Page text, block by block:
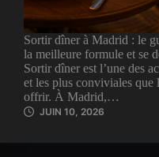
Sortir dîner à Madrid : le
la meilleure formule et se
Sortir dîner est l’une des
et les plus conviviales que
offrir. À Madrid,…
JUIN 10, 2026